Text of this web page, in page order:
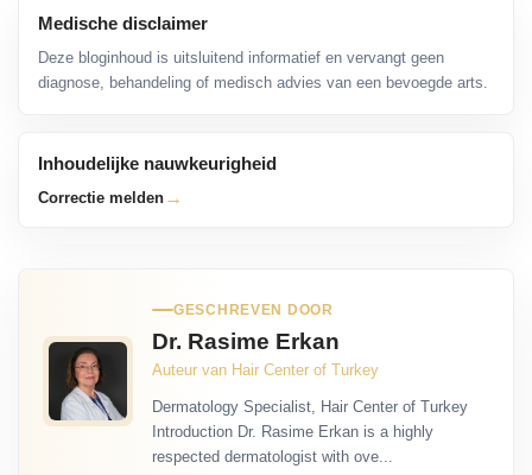
Medische disclaimer
Deze bloginhoud is uitsluitend informatief en vervangt geen
diagnose, behandeling of medisch advies van een bevoegde arts.
Inhoudelijke nauwkeurigheid
Correctie melden →
GESCHREVEN DOOR
Dr. Rasime Erkan
Auteur van Hair Center of Turkey
Dermatology Specialist, Hair Center of Turkey
Introduction Dr. Rasime Erkan is a highly
respected dermatologist with ove...